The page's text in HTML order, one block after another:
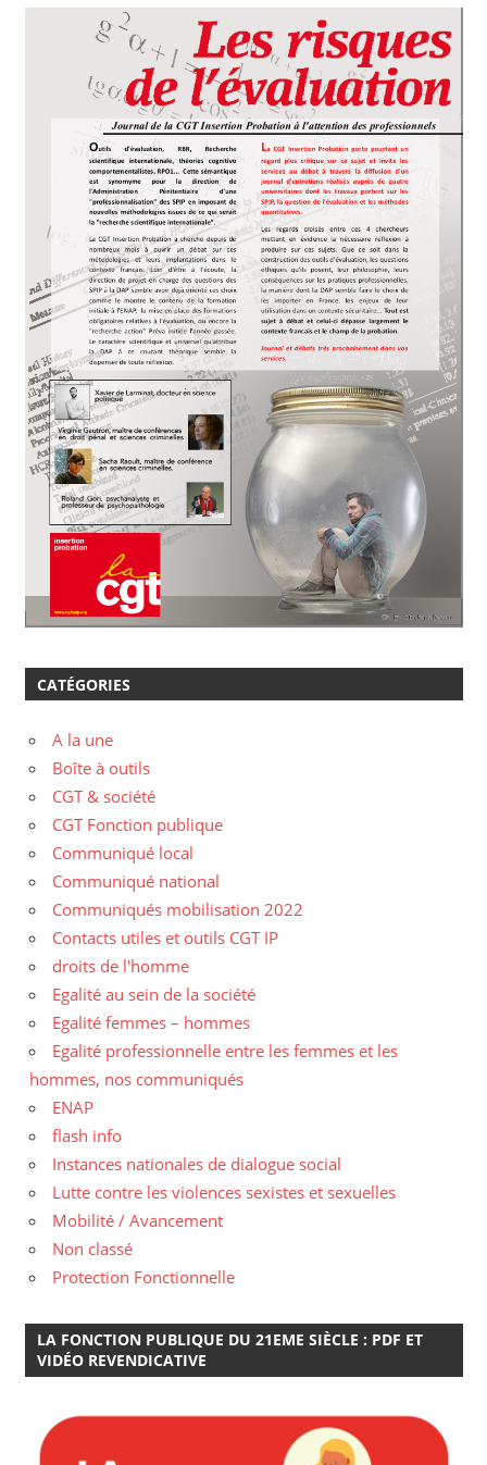
CATÉGORIES
A la une
Boîte à outils
CGT & société
CGT Fonction publique
Communiqué local
Communiqué national
Communiqués mobilisation 2022
Contacts utiles et outils CGT IP
droits de l'homme
Egalité au sein de la société
Egalité femmes – hommes
Egalité professionnelle entre les femmes et les
hommes, nos communiqués
ENAP
flash info
Instances nationales de dialogue social
Lutte contre les violences sexistes et sexuelles
Mobilité / Avancement
Non classé
Protection Fonctionnelle
LA FONCTION PUBLIQUE DU 21EME SIÈCLE : PDF ET
VIDÉO REVENDICATIVE